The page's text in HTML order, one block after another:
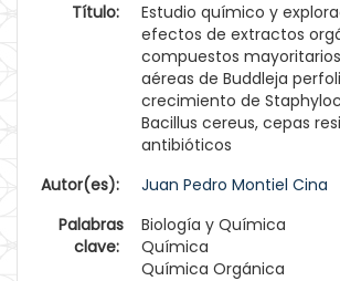
Título:
Estudio químico y
efectos de extractos
compuestos
aéreas de Buddleja
crecimiento de
Bacillus cereus, cepas
antibióticos
Autor(es):
Juan Pedro Montiel Cina
Palabras
clave:
Biología y Química
Química
Química Orgánica